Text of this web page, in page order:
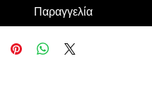
Παραγγελία